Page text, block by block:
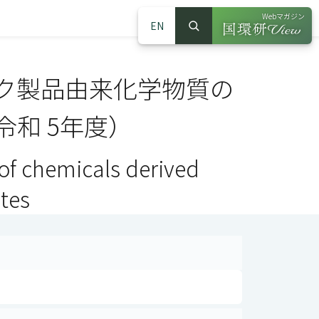
EN
サイト内検索
検索
Webマガジン
（別ウインドウ
製品由来化学物質の
5年度）
chemicals derived